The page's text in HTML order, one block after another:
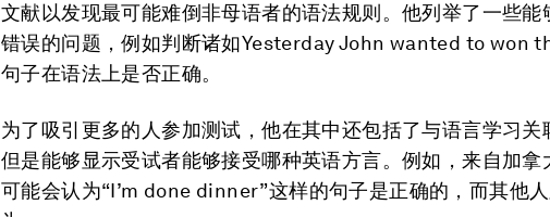
文献以发现最可能难倒非母语者的语法规则。他列举了一些能
错误的问题，例如判断诸如Yesterday John wanted to won
句子在语法上是否正确。
为了吸引更多的人参加测试，他在其中还包括了与语言学习关
但是能够显示受试者能够接受哪种英语方言。例如，来自加拿
可能会认为“I’m done dinner”这样的句子是正确的，而其他